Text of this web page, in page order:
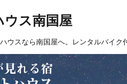
ウス南国屋
ウスなら南国屋へ。レンタルバイク